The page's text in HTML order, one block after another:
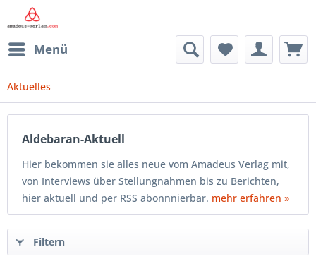
Menü
Aktuelles
Aldebaran-Aktuell
Hier bekommen sie alles neue vom Amadeus Verlag mit,
von Interviews über Stellungnahmen bis zu Berichten,
hier aktuell und per RSS abonnnierbar. mehr erfahren »
Filtern